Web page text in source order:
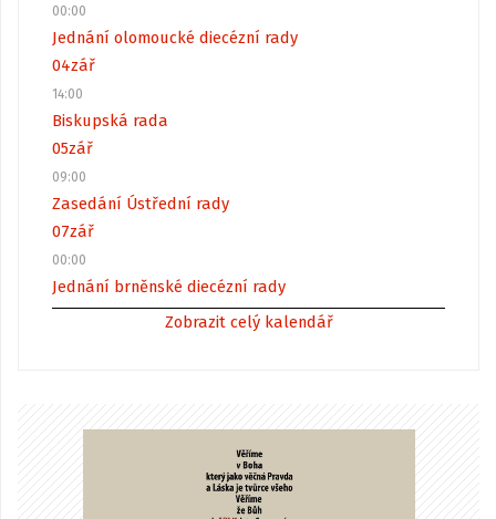
00:00
Jednání olomoucké diecézní rady
04zář
14:00
Biskupská rada
05zář
09:00
Zasedání Ústřední rady
07zář
00:00
Jednání brněnské diecézní rady
Zobrazit celý kalendář